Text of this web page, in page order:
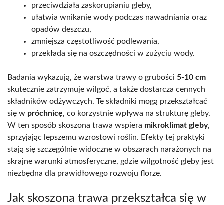
przeciwdziała zaskorupianiu gleby,
ułatwia wnikanie wody podczas nawadniania oraz
opadów deszczu,
zmniejsza częstotliwość podlewania,
przekłada się na oszczędności w zużyciu wody.
Badania wykazują, że warstwa trawy o grubości 5-10 cm
skutecznie zatrzymuje wilgoć, a także dostarcza cennych
składników odżywczych. Te składniki mogą przekształcać
się w próchnicę, co korzystnie wpływa na strukturę gleby.
W ten sposób skoszona trawa wspiera mikroklimat gleby,
sprzyjając lepszemu wzrostowi roślin. Efekty tej praktyki
stają się szczególnie widoczne w obszarach narażonych na
skrajne warunki atmosferyczne, gdzie wilgotność gleby jest
niezbędna dla prawidłowego rozwoju florze.
Jak skoszona trawa przekształca się w